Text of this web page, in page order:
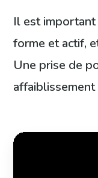
Il est important
forme et actif,
Une prise de